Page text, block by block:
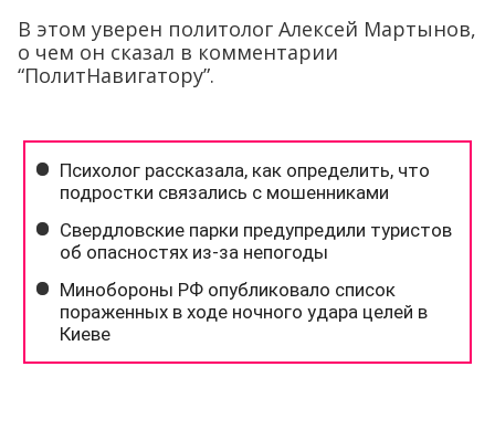
В этом уверен политолог Алексей Мартынов,
о чем он сказал в комментарии
“ПолитНавигатору”.